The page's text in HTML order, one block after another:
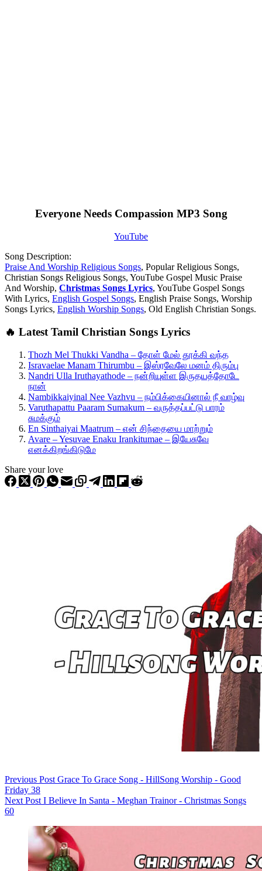
Everyone Needs Compassion MP3 Song
YouTube
Song Description:
Praise And Worship Religious Songs, Popular Religious Songs,
Christian Songs Religious Songs, YouTube Gospel Music Praise
And Worship, Christmas Songs Lyrics, YouTube Gospel Songs
With Lyrics, English Gospel Songs, English Praise Songs, Worship
Songs Lyrics, English Worship Songs, Old English Christian Songs.
🔥 Latest Tamil Christian Songs Lyrics
Thozh Mel Thukki Vandha – தோள் மேல் தூக்கி வந்த
Isravaelae Manam Thirumbu – இஸ்ரவேலே மனம் திரும்பு
Nandri Ulla Iruthayathode – நன்றியுள்ள இருதயத்தோடே
நான்
Nambikkaiyinal Nee Vazhvu – நம்பிக்கையினால் நீ வாழ்வு
Varuthapattu Paaram Sumakum – வருத்தப்பட்டு பாரம்
சுமக்கும்
En Sinthaiyai Maatrum – என் சிந்தையை மாற்றும்
Avare – Yesuvae Enaku Irankitumae – இயேசுவே
எனக்கிறங்கிடுமே
Share your love
Previous Post Grace To Grace Song - HillSong Worship - Good
Friday 38
Next Post I Believe In Santa - Meghan Trainor - Christmas Songs
60